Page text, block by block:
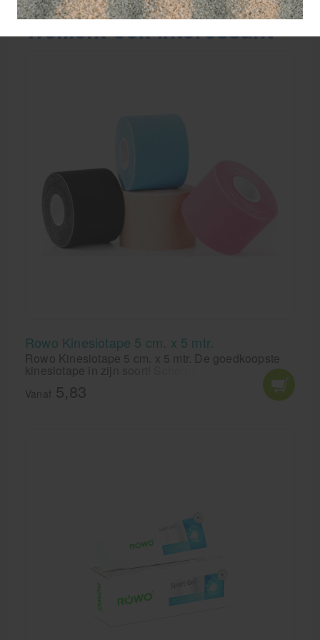
Wellicht ook interessant
Rowo Kinesiotape 5 cm. x 5 mtr.
Rowo Kinesiotape 5 cm. x 5 mtr. De goedkoopste
kinesiotape in zijn soort! Scherpe tegenhanger van
de curetape of Leukotape K.
Vanaf 5,83